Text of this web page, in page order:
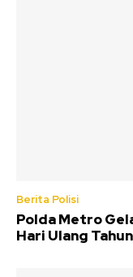
Berita Polisi
Polda Metro
Hari Ulang